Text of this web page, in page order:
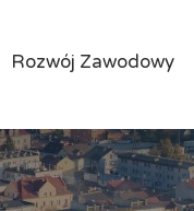
Rozwój Zawodowy